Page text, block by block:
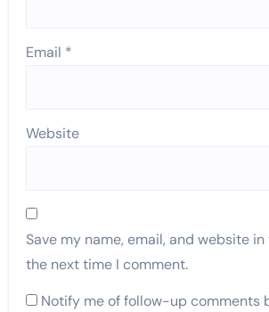
Email *
Website
Save my name, email, and website
the next time I comment.
Notify me of follow-up comments